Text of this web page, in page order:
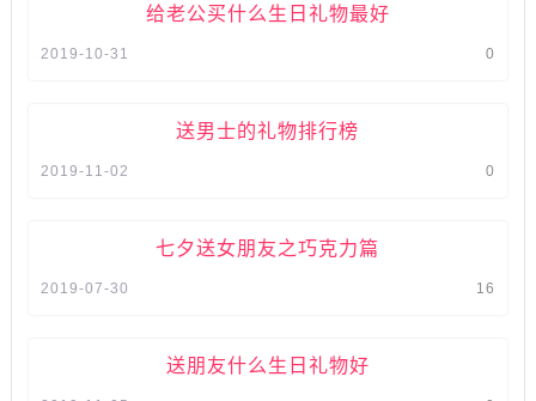
给老公买什么生日礼物最好
0
2019-10-31
送男士的礼物排行榜
0
2019-11-02
七夕送女朋友之巧克力篇
16
2019-07-30
送朋友什么生日礼物好